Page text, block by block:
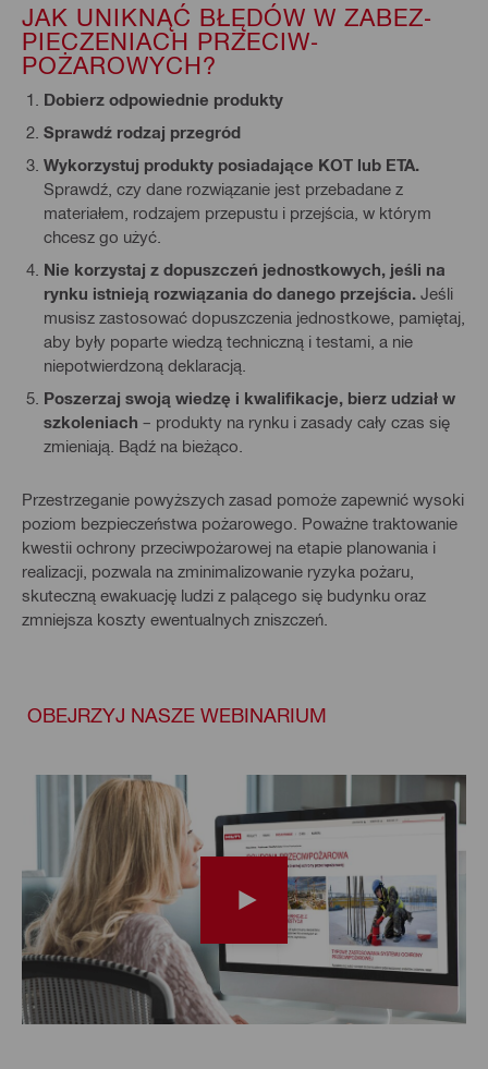
JAK UNIKNĄĆ BŁĘDÓW W ZABEZ­
PIECZENIACH PRZECIW­
POŻAROWYCH?
Dobierz odpowiednie produkty
Sprawdź rodzaj przegród
Wykorzystuj produkty posiadające KOT lub ETA.
Sprawdź, czy dane rozwiązanie jest przebadane z
materiałem, rodzajem przepustu i przejścia, w którym
chcesz go użyć.
Nie korzystaj z dopuszczeń jednostkowych, jeśli na
rynku istnieją rozwiązania do danego przejścia. Jeśli
musisz zastosować dopuszczenia jednostkowe, pamiętaj,
aby były poparte wiedzą techniczną i testami, a nie
niepotwierdzoną deklaracją.
Poszerzaj swoją wiedzę i kwalifikacje, bierz udział w
szkoleniach – produkty na rynku i zasady cały czas się
zmieniają. Bądź na bieżąco.
Przestrzeganie powyższych zasad pomoże zapewnić wysoki
poziom bezpieczeństwa pożarowego. Poważne traktowanie
kwestii ochrony przeciwpożarowej na etapie planowania i
realizacji, pozwala na zminimalizowanie ryzyka pożaru,
skuteczną ewakuację ludzi z palącego się budynku oraz
zmniejsza koszty ewentualnych zniszczeń.
OBEJRZYJ NASZE WEBINARIUM